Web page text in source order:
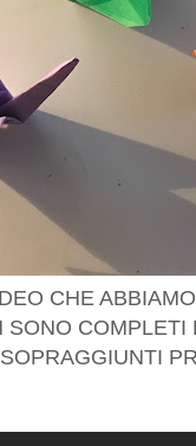
CHE
SONO COMPLETI